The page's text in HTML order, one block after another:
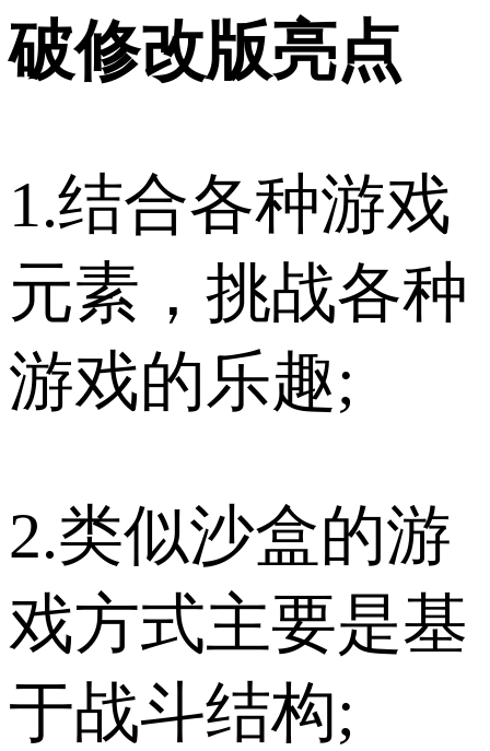
破修改版亮点
1.结合各种游戏
元素，挑战各种
游戏的乐趣;
2.类似沙盒的游
戏方式主要是基
于战斗结构;